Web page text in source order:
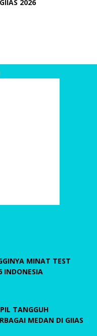
2026
MINAT TEST
INDONESIA
TANGGUH
MEDAN DI GIIAS